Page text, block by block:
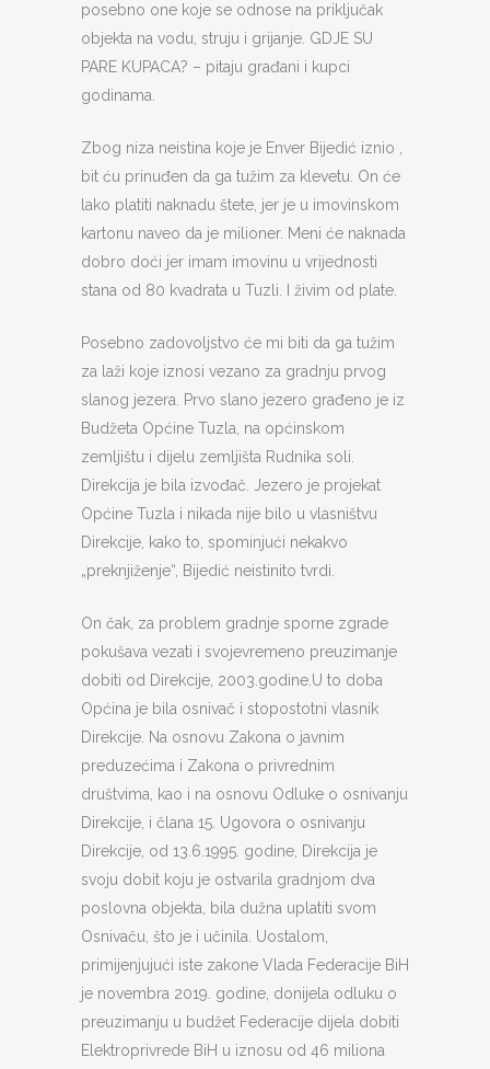
posebno one koje se odnose na priključak
objekta na vodu, struju i grijanje. GDJE SU
PARE KUPACA? – pitaju građani i kupci
godinama.
Zbog niza neistina koje je Enver Bijedić iznio ,
bit ću prinuđen da ga tužim za klevetu. On će
lako platiti naknadu štete, jer je u imovinskom
kartonu naveo da je milioner. Meni će naknada
dobro doći jer imam imovinu u vrijednosti
stana od 80 kvadrata u Tuzli. I živim od plate.
Posebno zadovoljstvo će mi biti da ga tužim
za laži koje iznosi vezano za gradnju prvog
slanog jezera. Prvo slano jezero građeno je iz
Budžeta Općine Tuzla, na općinskom
zemljištu i dijelu zemljišta Rudnika soli.
Direkcija je bila izvođač. Jezero je projekat
Općine Tuzla i nikada nije bilo u vlasništvu
Direkcije, kako to, spominjući nekakvo
„preknjiženje“, Bijedić neistinito tvrdi.
On čak, za problem gradnje sporne zgrade
pokušava vezati i svojevremeno preuzimanje
dobiti od Direkcije, 2003.godine.U to doba
Općina je bila osnivač i stopostotni vlasnik
Direkcije. Na osnovu Zakona o javnim
preduzećima i Zakona o privrednim
društvima, kao i na osnovu Odluke o osnivanju
Direkcije, i člana 15. Ugovora o osnivanju
Direkcije, od 13.6.1995. godine, Direkcija je
svoju dobit koju je ostvarila gradnjom dva
poslovna objekta, bila dužna uplatiti svom
Osnivaču, što je i učinila. Uostalom,
primijenjujući iste zakone Vlada Federacije BiH
je novembra 2019. godine, donijela odluku o
preuzimanju u budžet Federacije dijela dobiti
Elektroprivrede BiH u iznosu od 46 miliona